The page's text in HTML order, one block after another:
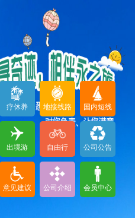
疗休养 地接线路 国内短线
出境游 自由行 公司公告
意见建议 公司介绍 会员中心